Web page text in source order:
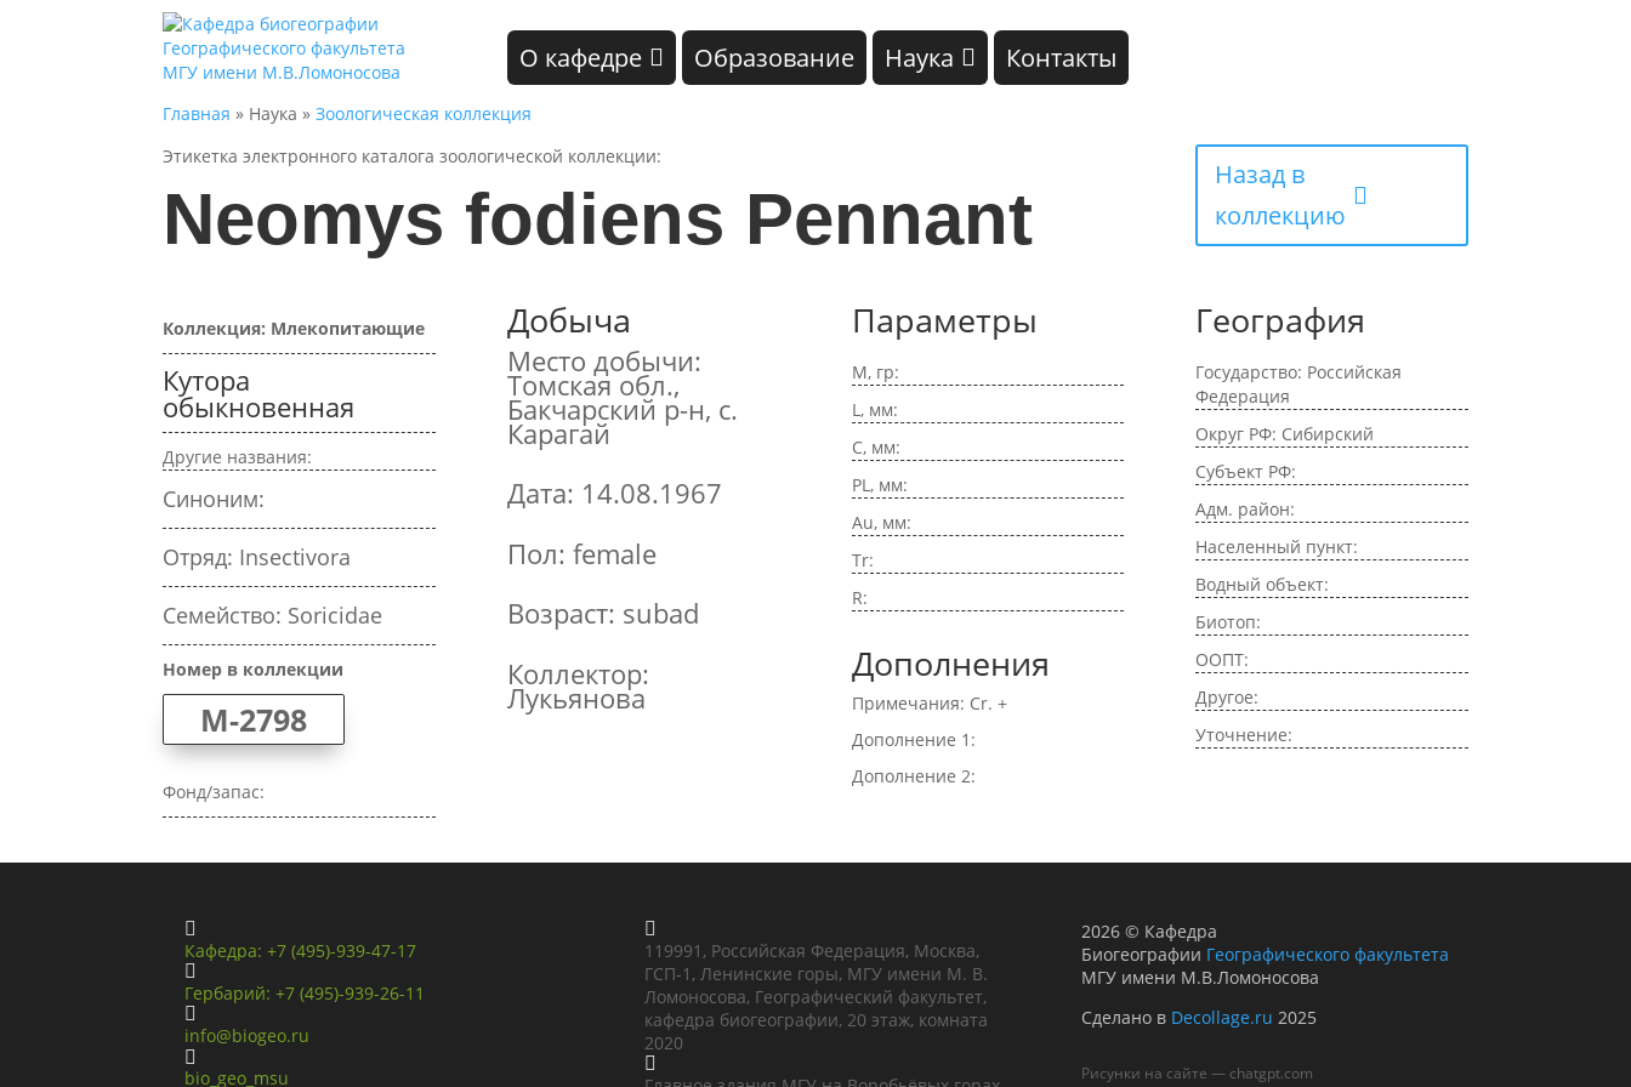
О кафедре Образование Наука Контакты
Главная » Наука »Зоологическая коллекция
Этикетка электронного каталога зоологической коллекции:
Neomys fodiens Pennant
Назад в
коллекцию
Коллекция: Млекопитающие
Кутора
обыкновенная
Другие названия:
Синоним:
Отряд: Insectivora
Семейство: Soricidae
Номер в коллекции
M-2798
Фонд/запас:
Добыча
Место добычи:
Томская обл.,
Бакчарский р-н, с.
Карагай
Дата: 14.08.1967
Пол: female
Возраст: subad
Коллектор:
Лукьянова
Параметры
M, гр:
L, мм:
C, мм:
PL, мм:
Au, мм:
Tr:
R:
Дополнения
Примечания: Cr. +
Дополнение 1:
Дополнение 2:
География
Государство: Российская
Федерация
Округ РФ: Сибирский
Субъект РФ:
Адм. район:
Населенный пункт:
Водный объект:
Биотоп:
ООПТ:
Другое:
Уточнение:

Кафедра: +7 (495)-939-47-17

Гербарий: +7 (495)-939-26-11

info@biogeo.ru

bio_geo_msu

119991, Российская Федерация, Москва,
ГСП-1, Ленинские горы, МГУ имени М. В.
Ломоносова, Географический факультет,
кафедра биогеографии, 20 этаж, комната
2020

2026 © Кафедра
Биогеографии Географического факультета
МГУ имени М.В.Ломоносова
Сделано в Decollage.ru 2025
Рисунки на сайте — chatgpt.com